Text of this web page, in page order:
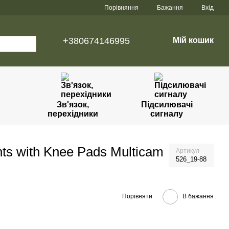
Порівняння Бажання Вхід
+380674146995 Мій кошик
Зв'язок,
перехідники
Підсилювачі
сигналу
with Knee Pads Multicam Артикул
526_19-88
Порівняти В бажання